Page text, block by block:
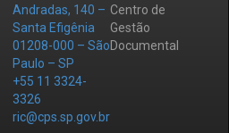
Andradas, 140 –
Santa Efigênia
01208-000 – São
Paulo – SP
+55 11 3324-
3326
ric@cps.sp.gov.br
Centro de
Gestão
Documental